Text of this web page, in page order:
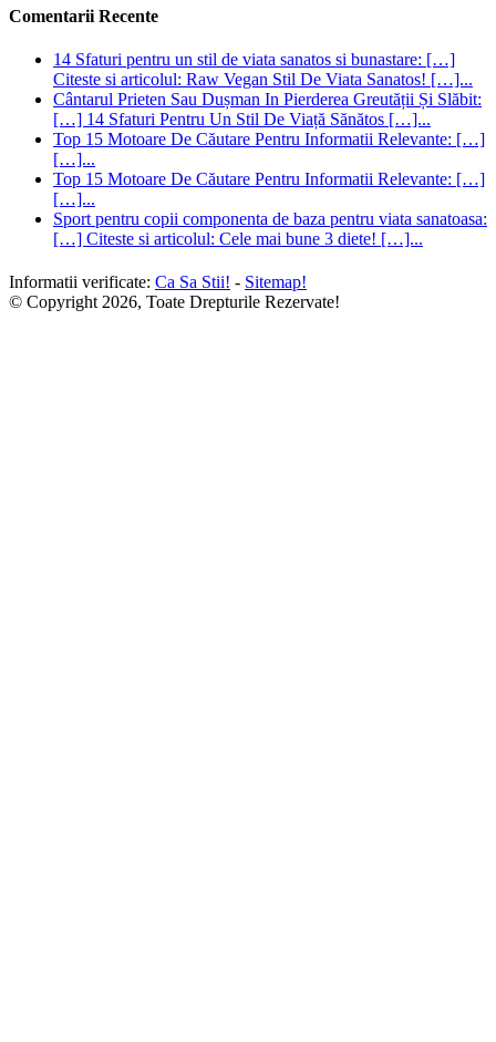
Top 15 Motoare De Căutare Pentru Informatii Relevante: […]
Sport pentru copii componenta de baza pentru viata sanatoasa:
[…] Citeste si articolul: Cele mai bune 3 diete! […]...
Informatii verificate: Ca Sa Stii! -Sitemap!
© Copyright 2026, Toate Drepturile Rezervate!